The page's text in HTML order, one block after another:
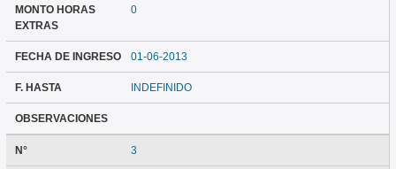
MONTO HORAS
EXTRAS
0
FECHA DE INGRESO 01-06-2013
F. HASTA INDEFINIDO
OBSERVACIONES
N° 3